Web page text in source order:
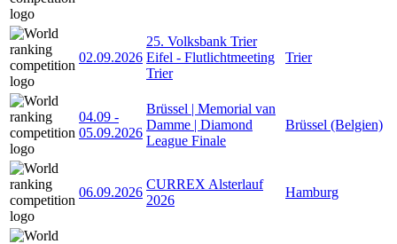
02.09.2026
25. Volksbank Trier
Eifel - Flutlichtmeeting
Trier
Trier
04.09 -
05.09.2026
Brüssel | Memorial van
Damme | Diamond
League Finale
Brüssel (Belgien)
06.09.2026
CURREX Alsterlauf
2026
Hamburg